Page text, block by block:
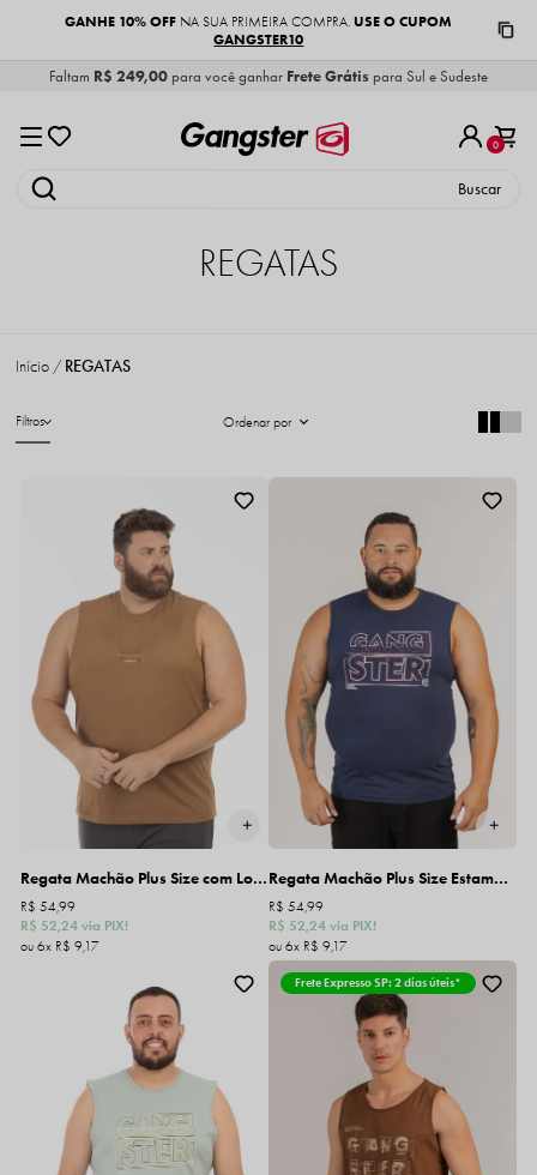
GANHE 10% OFF NA SUA PRIMEIRA COMPRA.USE O CUPOM
GANGSTER10
Faltam R$ 249,00 para você ganhar Frete Grátis para Sul e Sudeste
0
REGATAS
Início REGATAS
Filtros Ordenar por
Regata Machão Plus Size com Logo
R$ 52,24 via PIX!
R$ 54,99
6x R$ 9,17
Regata Machão Plus Size Estampada
R$ 52,24 via PIX!
R$ 54,99
6x R$ 9,17
Frete Expresso SP: 2 dias úteis*